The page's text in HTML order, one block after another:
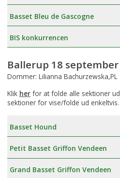
Basset Bleu de Gascogne
BIS konkurrencen
Ballerup 18 september
Dommer: Lilianna Bachurzewska,PL
Klik her for at folde alle sektioner
sektioner for vise/folde ud enkeltvis.
Basset Hound
Petit Basset Griffon Vendeen
Grand Basset Griffon Vendeen